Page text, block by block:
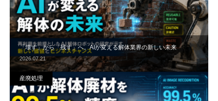
「壊す」から「残す」へ。AIが変える解体業界の新しい未来
2026.07.21
産廃処理